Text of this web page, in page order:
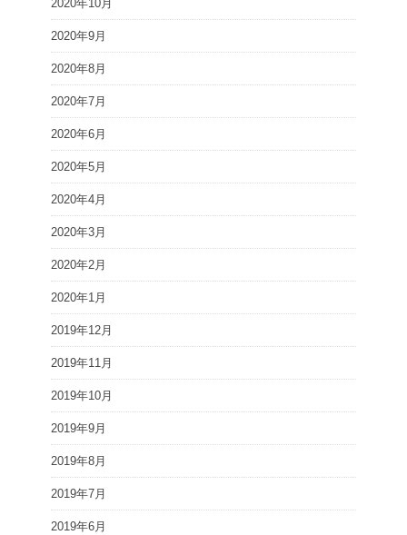
2020年10月
2020年9月
2020年8月
2020年7月
2020年6月
2020年5月
2020年4月
2020年3月
2020年2月
2020年1月
2019年12月
2019年11月
2019年10月
2019年9月
2019年8月
2019年7月
2019年6月